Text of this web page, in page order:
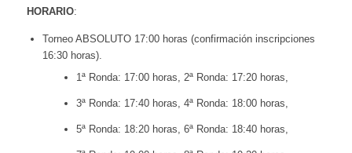
HORARIO:
Torneo ABSOLUTO 17:00 horas (confirmación inscripciones
16:30 horas).
1ª Ronda: 17:00 horas, 2ª Ronda: 17:20 horas,
3ª Ronda: 17:40 horas, 4ª Ronda: 18:00 horas,
5ª Ronda: 18:20 horas, 6ª Ronda: 18:40 horas,